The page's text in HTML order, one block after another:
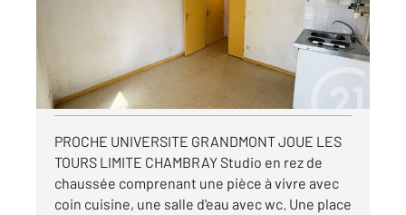
Appartement T1 à louer
par mois charges comprises
Visiter le site dédié
PROCHE UNIVERSITE GRANDMONT JOUE LES
TOURS LIMITE CHAMBRAY Studio en rez de
chaussée comprenant une pièce à vivre avec
coin cuisine, une salle d'eau avec wc. Une place